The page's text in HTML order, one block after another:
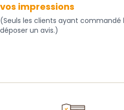
vos impressions
(Seuls les clients ayant
déposer un avis.)